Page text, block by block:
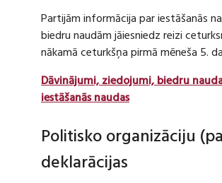
Partijām informācija par iestāšanās
biedru naudām jāiesniedz reizi
nākamā ceturkšņa pirmā mēneša 5.
Dāvinājumi, ziedojumi, biedru
iestāšanās naudas
Politisko organizāciju
deklarācijas